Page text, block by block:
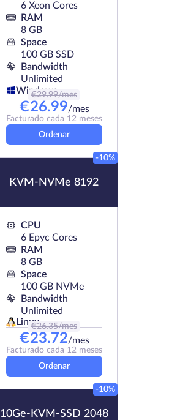
6 Xeon Cores
RAM
8 GB
Space
100 GB SSD
Bandwidth
Unlimited
Windows
€29.99/mes
€26.99/mes
Facturado cada 12 meses
Ordenar
KVM-NVMe 8192
-10%
CPU
6 Epyc Cores
RAM
8 GB
Space
100 GB NVMe
Bandwidth
Unlimited
Linux
€26.35/mes
€23.72/mes
Facturado cada 12 meses
Ordenar
10Ge-KVM-SSD 2048
-10%